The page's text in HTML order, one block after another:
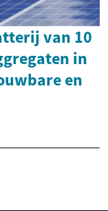
van 10
in
en